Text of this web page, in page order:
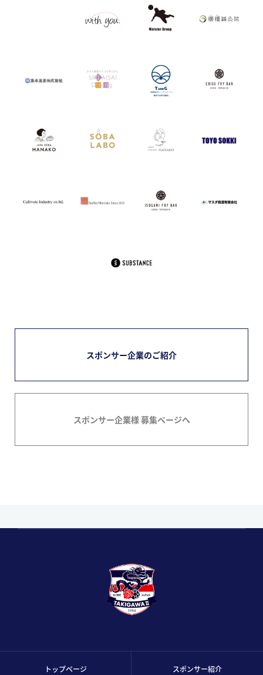
スポンサー企業のご紹介
スポンサー企業様 募集ページへ
トップページ スポンサー紹介